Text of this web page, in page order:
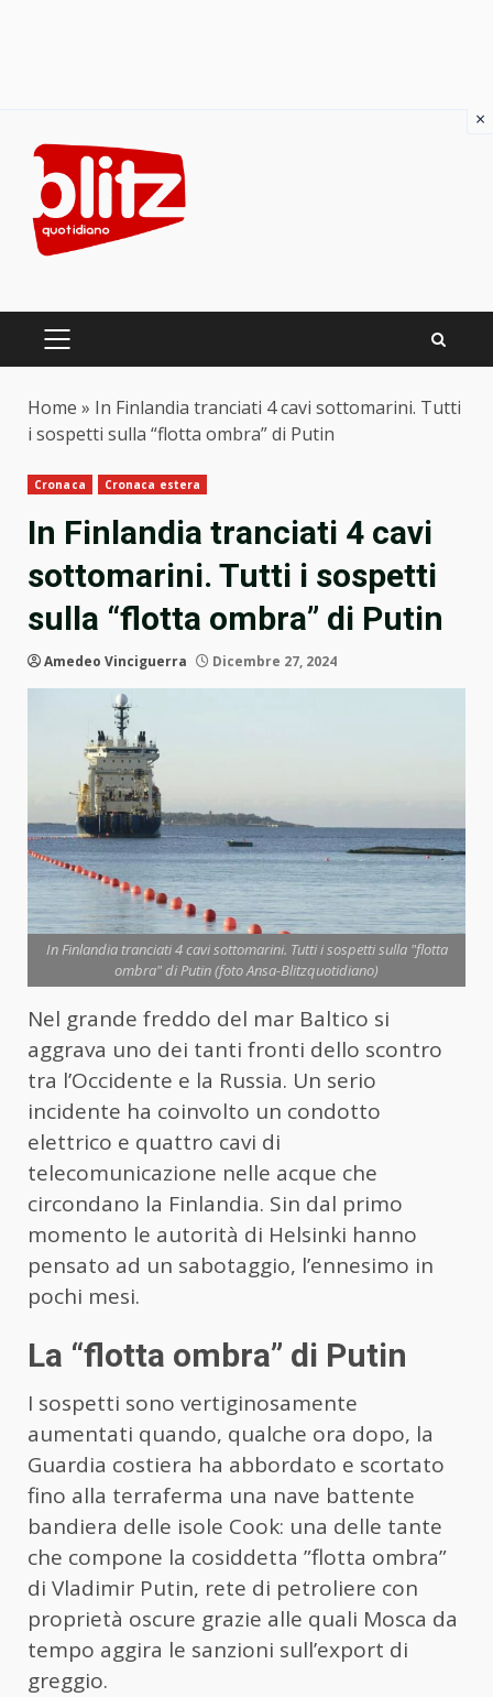
content
PRIMARY
Home » In Finlandia tranciati 4 cavi sottomarini. Tutti
i sospetti sulla “flotta ombra” di Putin
Cronaca Cronaca estera
In Finlandia tranciati 4 cavi
sottomarini. Tutti i sospetti
sulla “flotta ombra” di Putin
Amedeo Vinciguerra Dicembre 27, 2024
In Finlandia tranciati 4 cavi sottomarini. Tutti i sospetti sulla "flotta
ombra" di Putin (foto Ansa-Blitzquotidiano)
Nel grande freddo del mar Baltico si
aggrava uno dei tanti fronti dello scontro
tra l’Occidente e la Russia. Un serio
incidente ha coinvolto un condotto
elettrico e quattro cavi di
telecomunicazione nelle acque che
circondano la Finlandia. Sin dal primo
momento le autorità di Helsinki hanno
pensato ad un sabotaggio, l’ennesimo in
pochi mesi.
La “flotta ombra” di Putin
I sospetti sono vertiginosamente
aumentati quando, qualche ora dopo, la
Guardia costiera ha abbordato e scortato
fino alla terraferma una nave battente
bandiera delle isole Cook: una delle tante
che compone la cosiddetta ”flotta ombra”
di Vladimir Putin, rete di petroliere con
proprietà oscure grazie alle quali Mosca da
tempo aggira le sanzioni sull’export di
greggio.
×